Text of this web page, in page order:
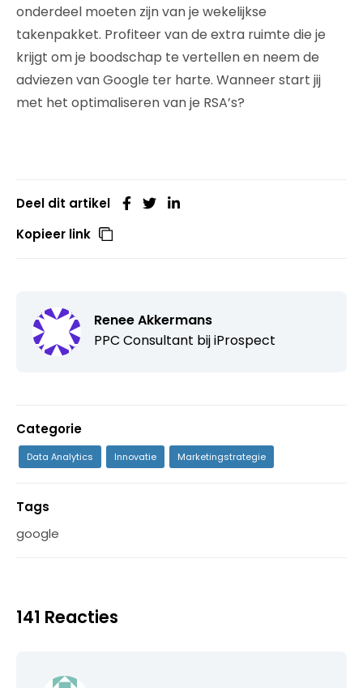
onderdeel moeten zijn van je wekelijkse
takenpakket. Profiteer van de extra ruimte die je
krijgt om je boodschap te vertellen en neem de
adviezen van Google ter harte. Wanneer start jij
met het optimaliseren van je RSA’s?
Deel dit artikel
Kopieer link
Renee Akkermans
PPC Consultant bijiProspect
Categorie
Data Analytics Innovatie Marketingstrategie
Tags
google
141 Reacties